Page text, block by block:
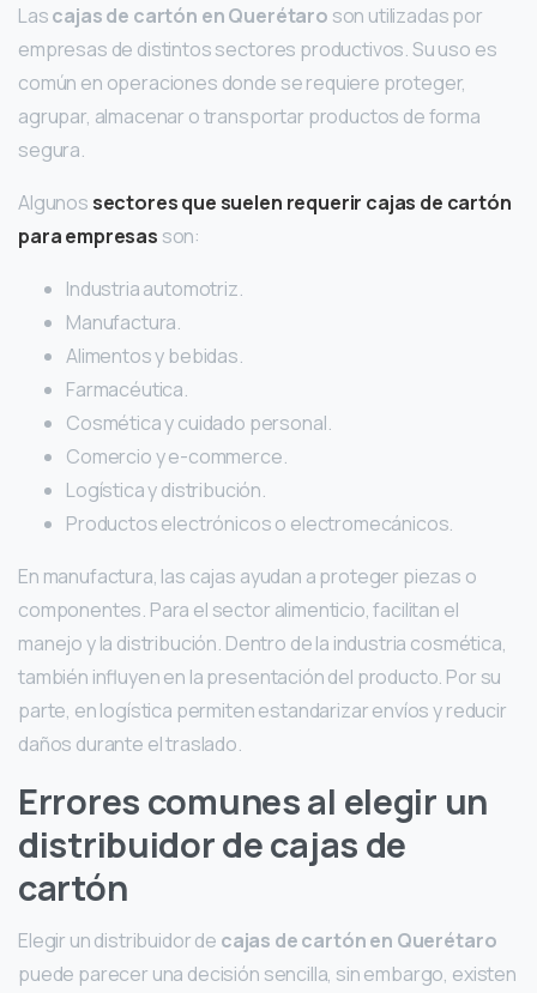
Lascajas de cartón en Querétaro son utilizadas por
empresas de distintos sectores productivos. Su uso es
común en operaciones donde se requiere proteger,
agrupar, almacenar o transportar productos de forma
segura.
Algunossectores que suelen requerir cajas de cartón
para empresas son:
Industria automotriz.
Manufactura.
Alimentos y bebidas.
Farmacéutica.
Cosmética y cuidado personal.
Comercio y e-commerce.
Logística y distribución.
Productos electrónicos o electromecánicos.
En manufactura, las cajas ayudan a proteger piezas o
componentes. Para el sector alimenticio, facilitan el
manejo y la distribución. Dentro de la industria cosmética,
también influyen en la presentación del producto. Por su
parte, en logística permiten estandarizar envíos y reducir
daños durante el traslado.
Errores comunes al elegir un
distribuidor de cajas de
cartón
Elegir un distribuidor de cajas de cartón en Querétaro
puede parecer una decisión sencilla, sin embargo, existen